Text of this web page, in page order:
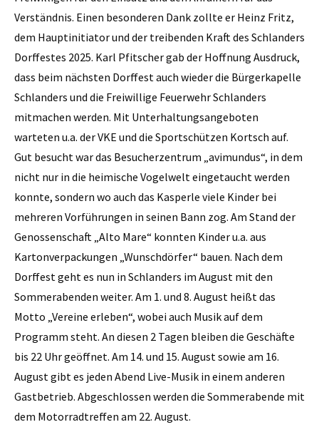
Verständnis. Einen besonderen Dank zollte er Heinz Fritz,
dem Hauptinitiator und der treibenden Kraft des Schlanders
Dorffestes 2025. Karl Pfitscher gab der Hoffnung Ausdruck,
dass beim nächsten Dorffest auch wieder die Bürgerkapelle
Schlanders und die Freiwillige Feuerwehr Schlanders
mitmachen werden. Mit Unterhaltungsangeboten
warteten u.a. der VKE und die Sportschützen Kortsch auf.
Gut besucht war das Besucherzentrum „avimundus“, in dem
nicht nur in die heimische Vogelwelt eingetaucht werden
konnte, sondern wo auch das Kasperle viele Kinder bei
mehreren Vorführungen in seinen Bann zog. Am Stand der
Genossenschaft „Alto Mare“ konnten Kinder u.a. aus
Kartonverpackungen „Wunschdörfer“ bauen. Nach dem
Dorffest geht es nun in Schlanders im August mit den
Sommerabenden weiter. Am 1. und 8. August heißt das
Motto „Vereine erleben“, wobei auch Musik auf dem
Programm steht. An diesen 2 Tagen bleiben die Geschäfte
bis 22 Uhr geöffnet. Am 14. und 15. August sowie am 16.
August gibt es jeden Abend Live-Musik in einem anderen
Gastbetrieb. Abgeschlossen werden die Sommerabende mit
dem Motorradtreffen am 22. August.